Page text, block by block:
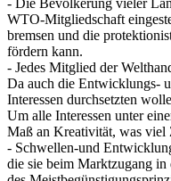
- Die Bevölkerung vieler
WTO-Mitgliedschaft
bremsen und die
fördern kann.
- Jedes Mitglied der
Da auch die Entwicklungs-
Interessen durchsetzten
Um alle Interessen unter
Maß an Kreativität, was
- Schwellen-und